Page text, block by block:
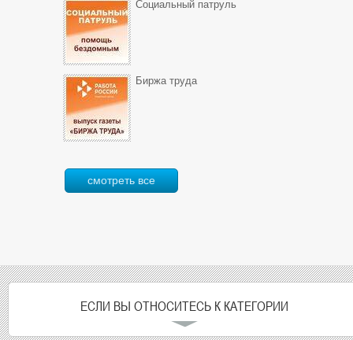
Социальный патруль
Биржа труда
смотреть все
ЕСЛИ ВЫ ОТНОСИТЕСЬ К КАТЕГОРИИ